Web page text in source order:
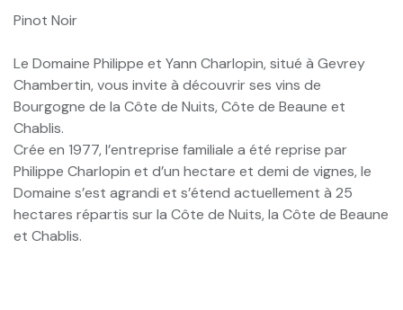
Pinot Noir
Le Domaine Philippe et Yann Charlopin, situé à Gevrey
Chambertin, vous invite à découvrir ses vins de
Bourgogne de la Côte de Nuits, Côte de Beaune et
Chablis.
Crée en 1977, l’entreprise familiale a été reprise par
Philippe Charlopin et d’un hectare et demi de vignes, le
Domaine s’est agrandi et s’étend actuellement à 25
hectares répartis sur la Côte de Nuits, la Côte de Beaune
et Chablis.